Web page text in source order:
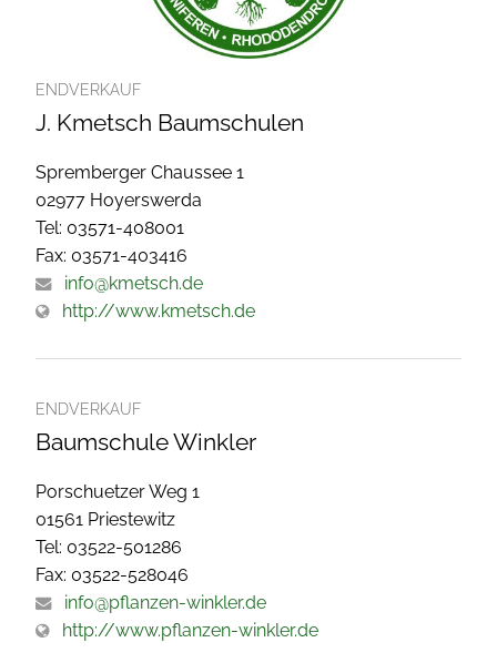
ENDVERKAUF
J. Kmetsch Baumschulen
Spremberger Chaussee 1
02977 Hoyerswerda
Tel: 03571-408001
Fax: 03571-403416
info@kmetsch.de
http://www.kmetsch.de
ENDVERKAUF
Baumschule Winkler
Porschuetzer Weg 1
01561 Priestewitz
Tel: 03522-501286
Fax: 03522-528046
info@pflanzen-winkler.de
http://www.pflanzen-winkler.de